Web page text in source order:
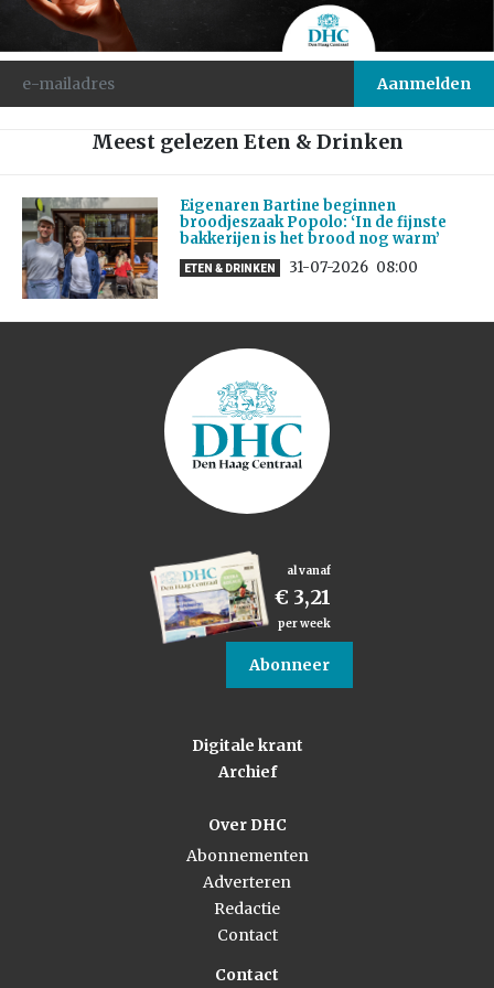
Meest gelezen Eten & Drinken
Eigenaren Bartine beginnen
broodjeszaak Popolo: ‘In de fijnste
bakkerijen is het brood nog warm’
ETEN & DRINKEN 31-07-2026 08:00
al vanaf
€ 3,21
per week
Abonneer
Digitale krant
Archief
Over DHC
Abonnementen
Adverteren
Redactie
Contact
Contact